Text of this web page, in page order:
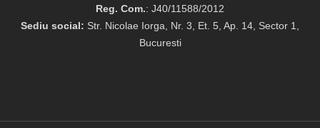
Reg. Com.: J40/11588/2012
Sediu social: Str. Nicolae Iorga, Nr. 3, Et. 5, Ap. 14, Sector 1,
Bucuresti